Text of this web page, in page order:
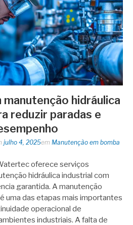
manutenção hidráulica
reduzir paradas e
julho 4, 2025em Manutenção em bomba
oferece serviços
hidráulica industrial com
garantida. A manutenção
uma das etapas mais importantes
operacional de
industriais. A falta de